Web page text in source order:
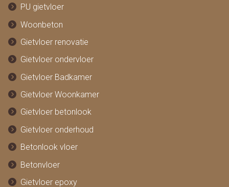
PU gietvloer
Woonbeton
Gietvloer renovatie
Gietvloer ondervloer
Gietvloer Badkamer
Gietvloer Woonkamer
Gietvloer betonlook
Gietvloer onderhoud
Betonlook vloer
Betonvloer
Gietvloer epoxy